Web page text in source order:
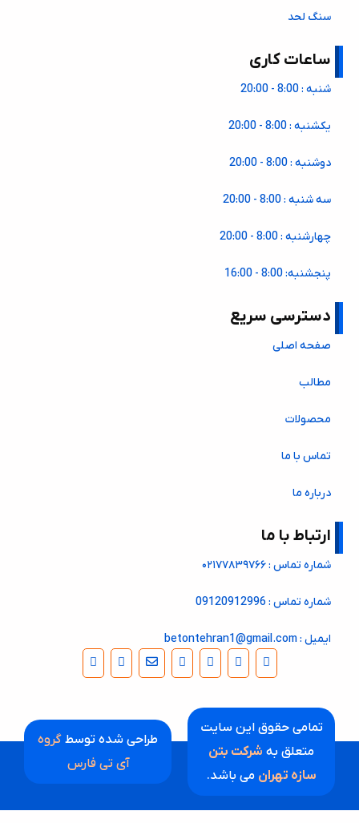
سنگ لحد
ساعات کاری
شنبه : 8:00 - 20:00
یکشنبه : 8:00 - 20:00
دوشنبه : 8:00 - 20:00
سه شنبه : 8:00 - 20:00
چهارشنبه : 8:00 - 20:00
پنجشنبه: 8:00 - 16:00
دسترسی سریع
صفحه اصلی
مطالب
محصولات
تماس با ما
درباره ما
ارتباط با ما
شماره تماس : ۰۲۱۷۷۸۳۹۷۶۶
شماره تماس : 09120912996
ایمیل : betontehran1@gmail.com
تمامی حقوق این سایت
متعلق به شرکت بتن
سازه تهران می باشد.
طراحی شده توسط گروه
آی تی فارس